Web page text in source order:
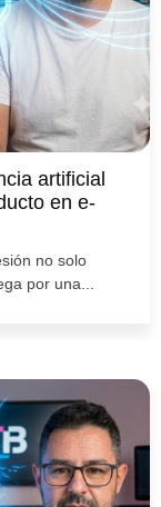
artificial
en e-
no solo
por una...